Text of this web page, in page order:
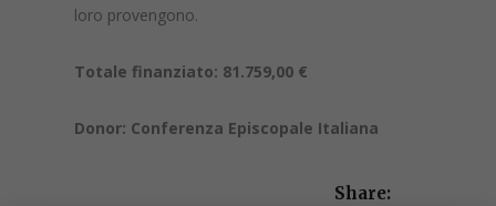
loro provengono.
Totale finanziato: 81.759,00 €
Donor: Conferenza Episcopale Italiana
Share: